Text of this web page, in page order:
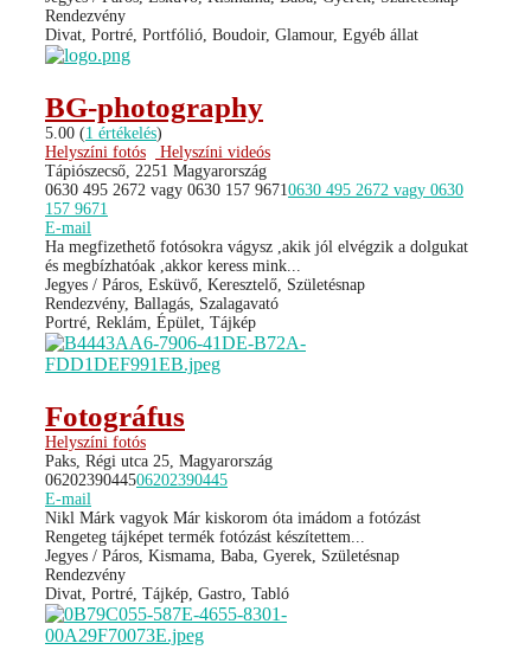
Rendezvény
Divat, Portré, Portfólió, Boudoir, Glamour, Egyéb állat
BG-photography
5.00 (1 értékelés)
Helyszíni fotós
Helyszíni videós
Tápiószecső, 2251 Magyarország
0630 495 2672 vagy 0630 157 9671 0630 495 2672 vagy 0630
157 9671
E-mail
Ha megfizethető fotósokra vágysz ,akik jól elvégzik a dolgukat
és megbízhatóak ,akkor keress mink...
Jegyes / Páros, Esküvő, Keresztelő, Születésnap
Rendezvény, Ballagás, Szalagavató
Portré, Reklám, Épület, Tájkép
Fotográfus
Helyszíni fotós
Paks, Régi utca 25, Magyarország
0620239044506202390445
E-mail
Nikl Márk vagyok Már kiskorom óta imádom a fotózást
Rengeteg tájképet termék fotózást készítettem...
Jegyes / Páros, Kismama, Baba, Gyerek, Születésnap
Rendezvény
Divat, Portré, Tájkép, Gastro, Tabló